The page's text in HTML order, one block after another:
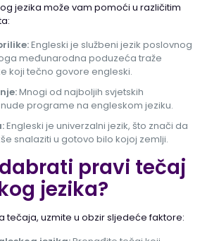
jezika može vam pomoći u različitim
Engleski je službeni jezik poslovnog
međunarodna poduzeća traže
koji tečno govore engleski.
Mnogi od najboljih svjetskih
programe na engleskom jeziku.
Engleski je univerzalni jezik, što znači da
snalaziti u gotovo bilo kojoj zemlji.
pravi tečaj
jezika?
tečaja, uzmite u obzir sljedeće faktore: